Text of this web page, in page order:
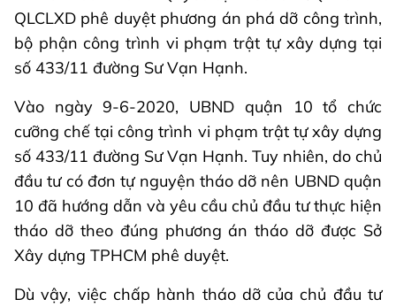
QLCLXD phê duyệt phương án phá dỡ công trình,
bộ phận công trình vi phạm trật tự xây dựng tại
số 433/11 đường Sư Vạn Hạnh.
Vào ngày 9-6-2020, UBND quận 10 tổ chức
cưỡng chế tại công trình vi phạm trật tự xây dựng
số 433/11 đường Sư Vạn Hạnh. Tuy nhiên, do chủ
đầu tư có đơn tự nguyện tháo dỡ nên UBND quận
10 đã hướng dẫn và yêu cầu chủ đầu tư thực hiện
tháo dỡ theo đúng phương án tháo dỡ được Sở
Xây dựng TPHCM phê duyệt.
Dù vậy, việc chấp hành tháo dỡ của chủ đầu tư